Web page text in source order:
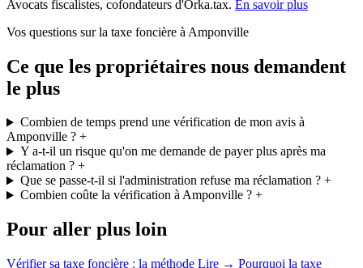
Avocats fiscalistes, cofondateurs d'Orka.tax. En savoir plus
Vos questions sur la taxe foncière à Amponville
Ce que les propriétaires nous demandent
le plus
Combien de temps prend une vérification de mon avis à
Amponville ? +
Y a-t-il un risque qu'on me demande de payer plus après ma
réclamation ? +
Que se passe-t-il si l'administration refuse ma réclamation ?+
Combien coûte la vérification à Amponville ?+
Pour aller plus loin
Vérifier sa taxe foncière : la méthode Lire → Pourquoi la taxe